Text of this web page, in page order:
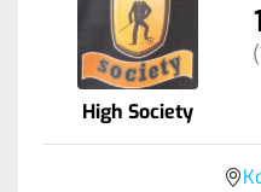
High Society